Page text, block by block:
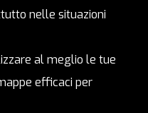
nelle situazioni
al meglio le tue
efficaci per